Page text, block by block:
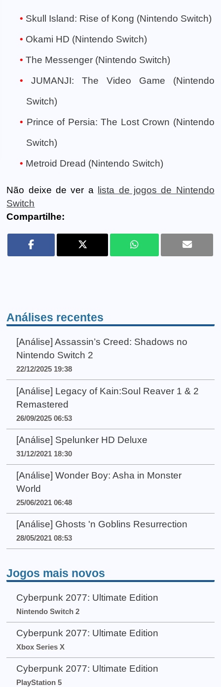
Skull Island: Rise of Kong (Nintendo Switch)
Okami HD (Nintendo Switch)
The Messenger (Nintendo Switch)
JUMANJI: The Video Game (Nintendo
Switch)
Prince of Persia: The Lost Crown (Nintendo
Switch)
Metroid Dread (Nintendo Switch)
Não deixe de ver a
lista de jogos de Nintendo
Switch
Compartilhe:
Análises recentes
[Análise] Assassin’s Creed: Shadows no
Nintendo Switch 2
22/12/2025 19:38
[Análise] Legacy of Kain:Soul Reaver 1 & 2
Remastered
26/09/2025 06:53
[Análise] Spelunker HD Deluxe
31/12/2021 18:30
[Análise] Wonder Boy: Asha in Monster
World
25/06/2021 06:48
[Análise] Ghosts 'n Goblins Resurrection
28/05/2021 08:53
Jogos mais novos
Cyberpunk 2077: Ultimate Edition
Nintendo Switch 2
Cyberpunk 2077: Ultimate Edition
Xbox Series X
Cyberpunk 2077: Ultimate Edition
PlayStation 5